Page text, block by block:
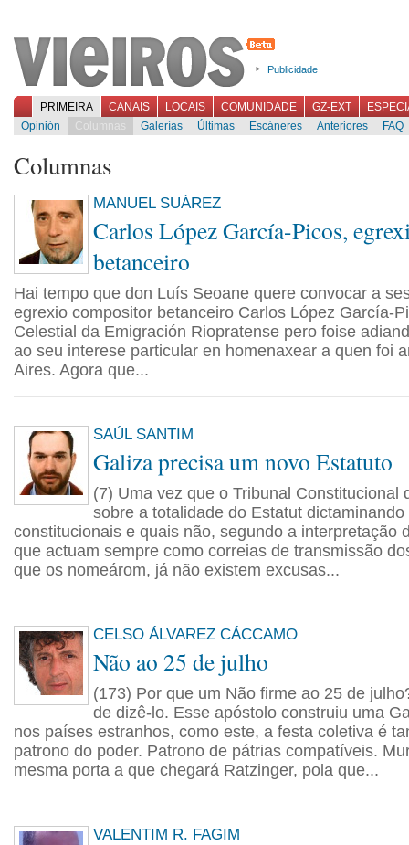
Publicidade
PRIMEIRA CANAIS LOCAIS COMUNIDADE GZ-EXT
Opinión
Columnas Galerías Últimas Escáneres Anteriores FAQ
Columnas
MANUEL SUÁREZ
Carlos López García-Picos,
betanceiro
Hai tempo que don Luís Seoane quere convocar a
egrexio compositor betanceiro Carlos López García-
Celestial da Emigración Riopratense pero foise
ao seu interese particular en homenaxear a quen foi
Aires. Agora que...
SAÚL SANTIM
Galiza precisa um novo Estatuto
(7) Uma vez que o Tribunal Constitucional
sobre a totalidade do Estatut
constitucionais e quais não, segundo a interpretação
que actuam sempre como correias de transmissão
que os nomeárom, já não existem excusas...
CELSO ÁLVAREZ CÁCCAMO
Não ao 25 de julho
(173) Por que um Não firme ao 25 de
de dizê-lo. Esse apóstolo construiu uma
nos países estranhos, como este, a festa coletiva é
patrono do poder. Patrono de pátrias compatíveis.
mesma porta a que chegará Ratzinger, pola que...
VALENTIM R. FAGIM